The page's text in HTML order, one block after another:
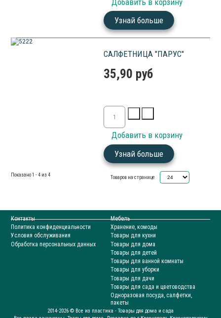
Узнай больше
САЛФЕТНИЦА "ПАРУС"
35,90 руб
Узнай больше
Показано 1 - 4 из 4 Товаров на странице
Контакты
Политика конфиденциальности
Условия обслуживания
Обработка персональных данных
Мебель
Хранение, комоды
Товары для кухни
Товары для дома
Товары для детей
Товары для ванной комнаты
Товары для уборки
Товары для дачи
Товары для сада и цветоводства
Одноразовая посуда, салфетки,
пакеты
2014-2026 © Все из пластика - Товары для дома и сада